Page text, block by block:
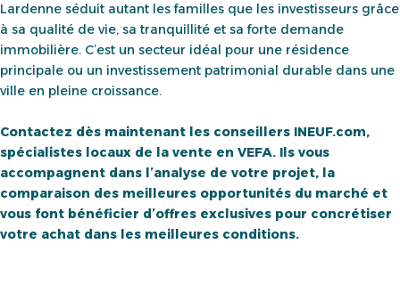
Lardenne séduit autant les familles que les investisseurs grâce
à sa qualité de vie, sa tranquillité et sa forte demande
immobilière. C’est un secteur idéal pour une résidence
principale ou un investissement patrimonial durable dans une
ville en pleine croissance.
Contactez dès maintenant les conseillers INEUF.com,
spécialistes locaux de la vente en VEFA. Ils vous
accompagnent dans l’analyse de votre projet, la
comparaison des meilleures opportunités du marché et
vous font bénéficier d’offres exclusives pour concrétiser
votre achat dans les meilleures conditions.